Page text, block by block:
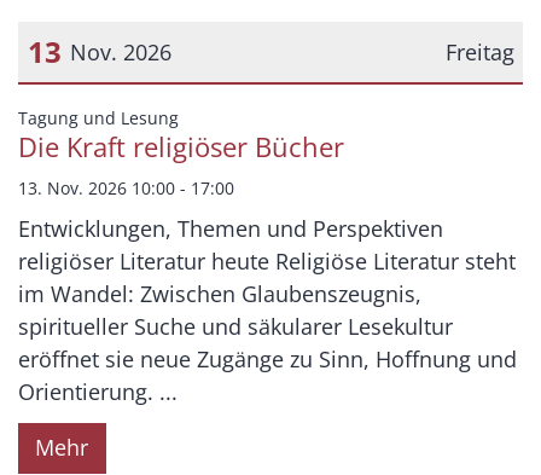
Freitag
13 Nov. 2026
Datum: 13. November 2026
Tagung und Lesung:
Die Kraft religiöser Bücher
13. Nov. 2026 10:00 - 17:00
Entwicklungen, Themen und Perspektiven
religiöser Literatur heute Religiöse Literatur steht
im Wandel: Zwischen Glaubenszeugnis,
spiritueller Suche und säkularer Lesekultur
eröffnet sie neue Zugänge zu Sinn, Hoffnung und
Orientierung. ...
Mehr